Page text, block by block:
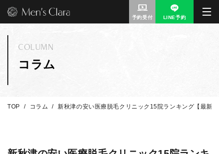
予約受付 LINE予約
コラム
COLUMN
TOP コラム 新秋津の安い医療脱毛クリニック15院ランキング【最新